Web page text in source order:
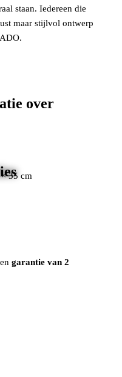
staan. Iedereen die
maar stijlvol ontwerp
over
35 cm
garantie van 2